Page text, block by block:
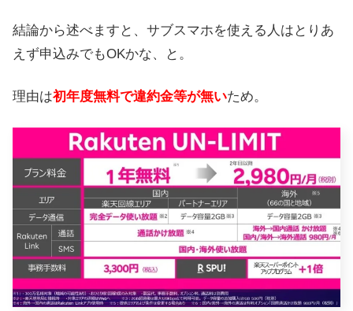
結論から述べますと、サブスマホを使える人はとりあ
えず申込みでもOKかな、と。
理由は初年度無料で違約金等が無いため。